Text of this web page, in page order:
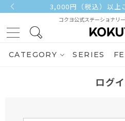
3,000円（税込）以上
コクヨ公式ステーショナリ
CATEGORY SERIES
ログ